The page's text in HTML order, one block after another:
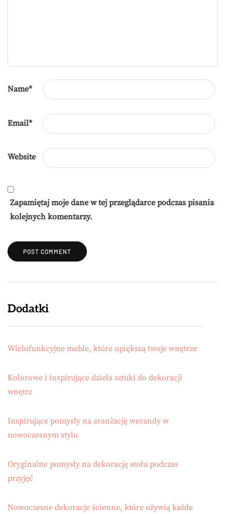
Name*
Email*
Website
Zapamiętaj moje dane w tej przeglądarce podczas pisania
kolejnych komentarzy.
Dodatki
Wielofunkcyjne meble, które upiększą twoje wnętrze
Kolorowe i inspirujące dzieła sztuki do dekoracji
wnętrz
Inspirujące pomysły na aranżację werandy w
nowoczesnym stylu
Oryginalne pomysły na dekorację stołu podczas
przyjęć
Nowoczesne dekoracje ścienne, które ożywią każde